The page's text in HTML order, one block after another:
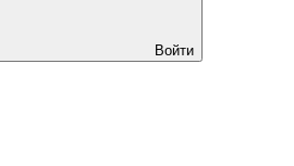
Войти